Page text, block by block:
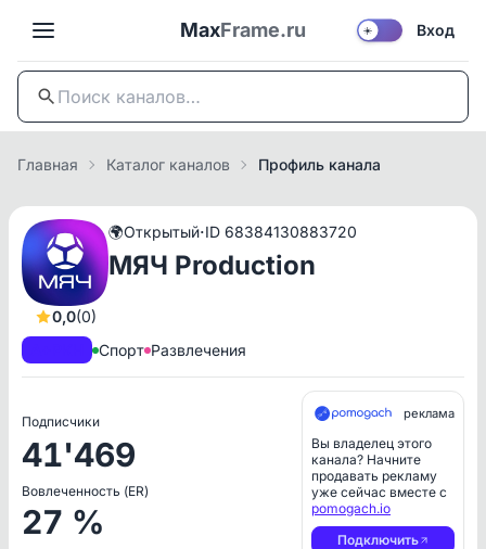
MaxFrame.ru ☀️ Вход
Главная Каталог каналов Профиль канала
0,0(0)
🌍Открытый·ID 68384130883720
МЯЧ Production
Спорт Развлечения
Подписчики
41'469
Вовлеченность (ER)
27 %
реклама
Вы владелец этого
канала? Начните
продавать рекламу
уже сейчас вместе с
pomogach.io
Подключить